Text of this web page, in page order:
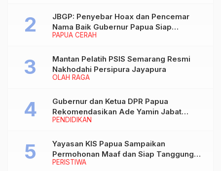
PAPUA CERAH
JBGP: Penyebar Hoax dan Pencemar
Nama Baik Gubernur Papua Siap
Berhadapan dengan Hukum!
OLAH RAGA
Mantan Pelatih PSIS Semarang Resmi
Nakhodahi Persipura Jayapura
PENDIDIKAN
Gubernur dan Ketua DPR Papua
Rekomendasikan Ade Yamin Jabat
Rektor IAIN Fattahul Muluk Papua
PERISTIWA
Yayasan KIS Papua Sampaikan
Permohonan Maaf dan Siap Tanggung
Biaya Korban Dugaan Keracunan MBG di